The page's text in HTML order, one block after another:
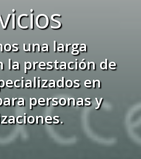
una larga
la prestación de
en
personas y